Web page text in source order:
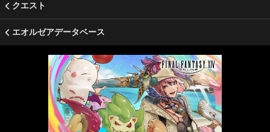
クエスト
エオルゼアデータベース